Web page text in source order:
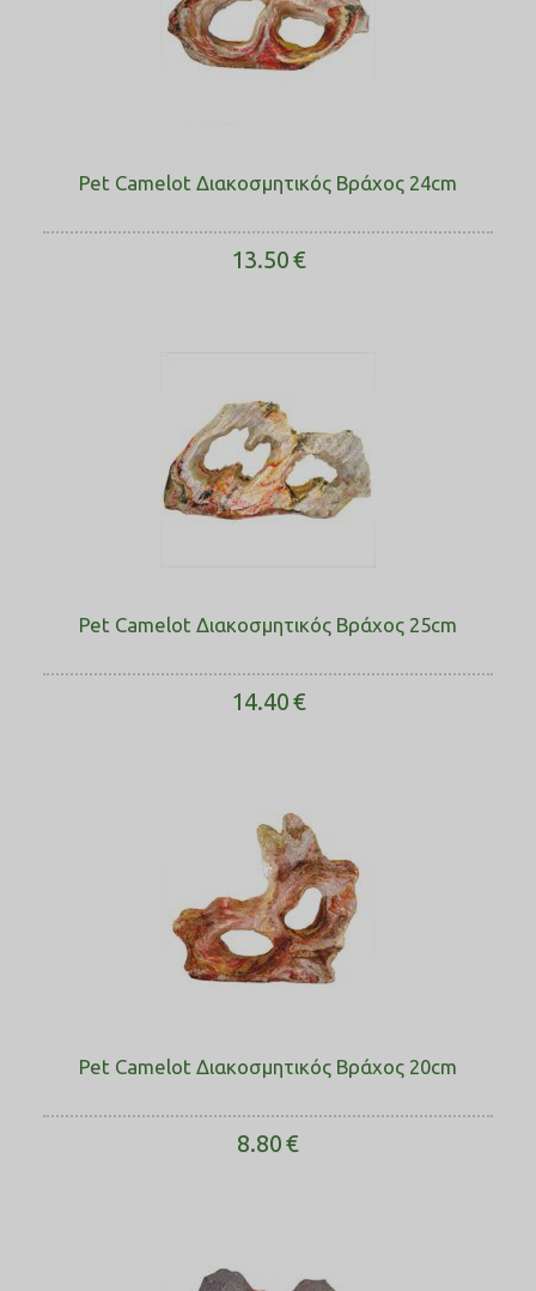
Pet Camelot Διακοσμητικός Βράχος 24cm
13.50€
Pet Camelot Διακοσμητικός Βράχος 25cm
14.40€
Pet Camelot Διακοσμητικός Βράχος 20cm
8.80€